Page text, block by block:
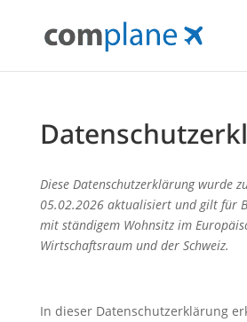
Diese Datenschutzerklärung wurde
05.02.2026 aktualisiert und gilt für
mit ständigem Wohnsitz im
Wirtschaftsraum und der Schweiz.
In dieser Datenschutzerklärung